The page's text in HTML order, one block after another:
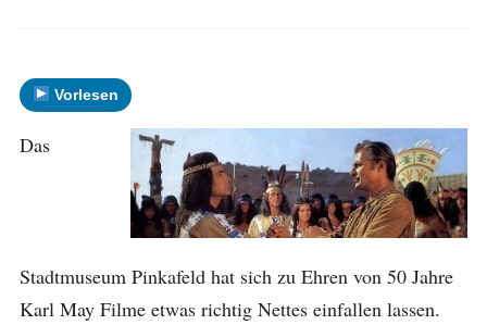
Vorlesen
Das
Stadtmuseum Pinkafeld hat sich zu Ehren von 50 Jahre
Karl May Filme etwas richtig Nettes einfallen lassen.